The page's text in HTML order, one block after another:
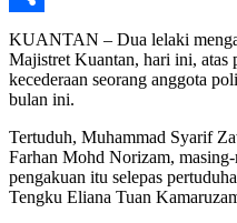
Share
KUANTAN – Dua lelaki
Majistret Kuantan, hari ini, atas
kecederaan seorang anggota
bulan ini.
Tertuduh, Muhammad Syarif
Farhan Mohd Norizam,
pengakuan itu selepas
Tengku Eliana Tuan